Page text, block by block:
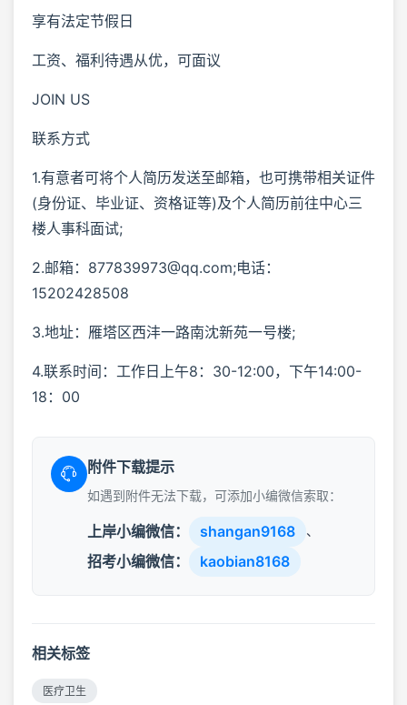
享有法定节假日
工资、福利待遇从优，可面议
JOIN US
联系方式
1.有意者可将个人简历发送至邮箱，也可携带相关证件
(身份证、毕业证、资格证等)及个人简历前往中心三
楼人事科面试;
2.邮箱：877839973@qq.com;电话：
15202428508
3.地址：雁塔区西沣一路南沈新苑一号楼;
4.联系时间：工作日上午8：30-12:00，下午14:00-
18：00
附件下载提示
如遇到附件无法下载，可添加小编微信索取：
上岸小编微信： shangan9168 、
招考小编微信： kaobian8168
相关标签
医疗卫生